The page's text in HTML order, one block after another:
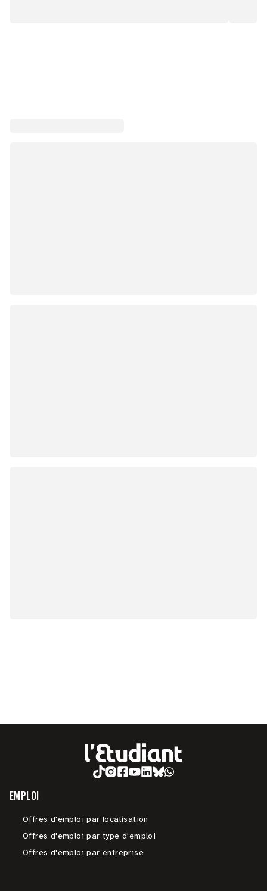
EMPLOI
Offres d'emploi par localisation
Offres d'emploi par type d'emploi
Offres d'emploi par entreprise